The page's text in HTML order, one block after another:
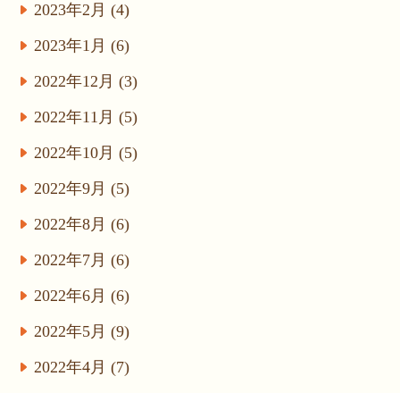
2023年2月 (4)
2023年1月 (6)
2022年12月 (3)
2022年11月 (5)
2022年10月 (5)
2022年9月 (5)
2022年8月 (6)
2022年7月 (6)
2022年6月 (6)
2022年5月 (9)
2022年4月 (7)